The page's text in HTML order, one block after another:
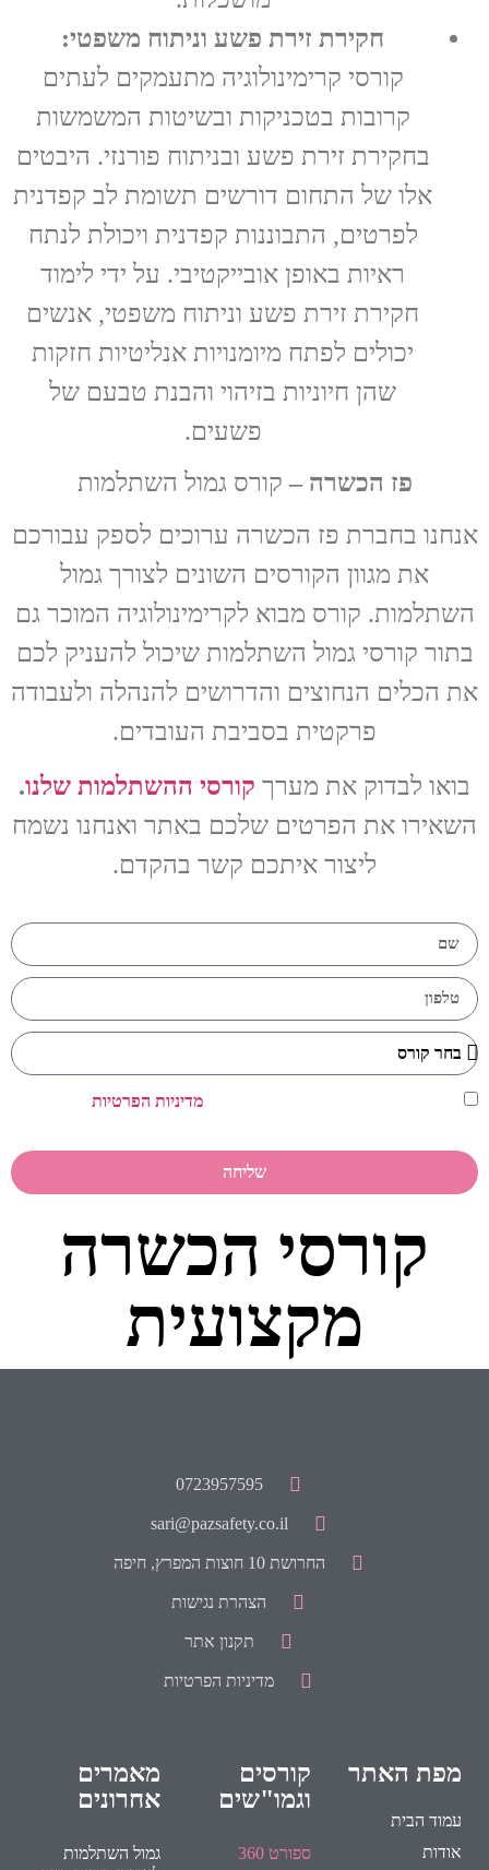
חקירת זירת פשע וניתוח משפטי:
קורסי קרימינולוגיה מתעמקים לעתים
קרובות בטכניקות ובשיטות המשמשות
בחקירת זירת פשע ובניתוח פורנזי. היבטים
אלו של התחום דורשים תשומת לב קפדנית
לפרטים, התבוננות קפדנית ויכולת לנתח
ראיות באופן אובייקטיבי. על ידי לימוד
חקירת זירת פשע וניתוח משפטי, אנשים
יכולים לפתח מיומנויות אנליטיות חזקות
שהן חיוניות בזיהוי והבנת טבעם של
פשעים.
פז הכשרה – קורס גמול השתלמות
אנחנו בחברת פז הכשרה ערוכים לספק עבורכם
את מגוון הקורסים השונים לצורך גמול
השתלמות. קורס מבוא לקרימינולוגיה המוכר גם
בתור קורסי גמול השתלמות שיכול להעניק לכם
את הכלים הנחוצים והדרושים להנהלה ולעבודה
פרקטית בסביבת העובדים.
בואו לבדוק את מערך קורסי ההשתלמות שלנו.
השאירו את הפרטים שלכם באתר ואנחנו נשמח
ליצור איתכם קשר בהקדם.
מדיניות הפרטיות
שליחה
קורסי הכשרה
מקצועית
0723957595
sari@pazsafety.co.il
החרושת 10 חוצות המפרץ, חיפה
הצהרת נגישות
תקנון אתר
מדיניות הפרטיות
מפת האתר
עמוד הבית
אודות
קורסים
וגמו"שים
ספורט 360
מאמרים
אחרונים
גמול השתלמות